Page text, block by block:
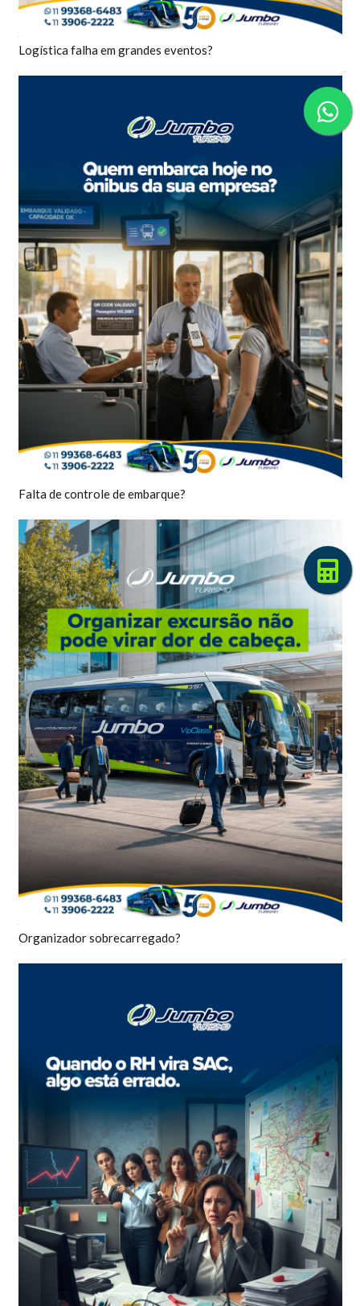
Logística falha em grandes eventos?
Falta de controle de embarque?
Organizador sobrecarregado?